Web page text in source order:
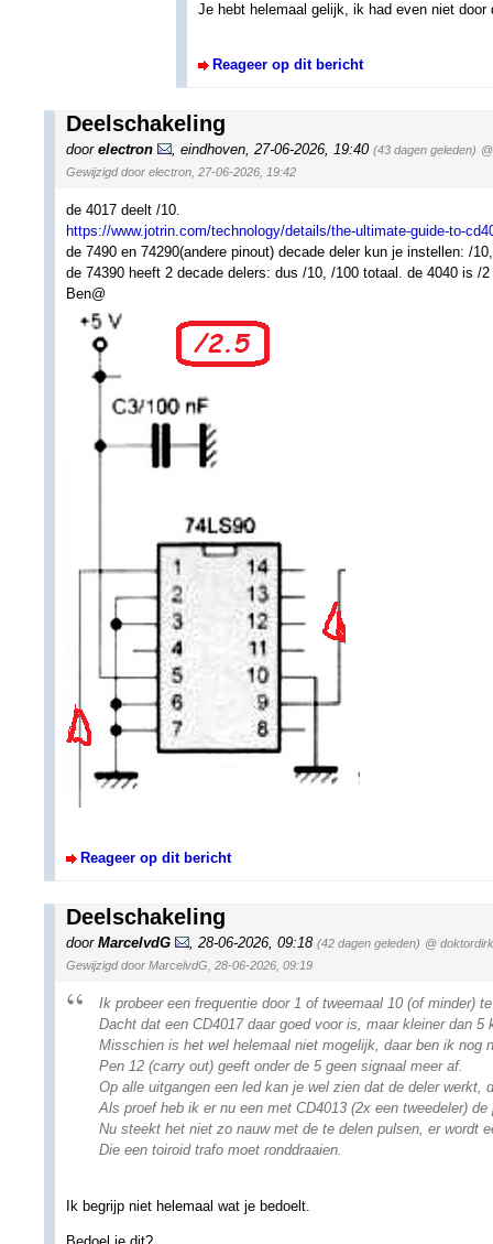
Je hebt helemaal gelijk, ik had even niet
Reageer op dit bericht
Deelschakeling
door electron , eindhoven, 27-06-2026, 19:40 (43 dagen geleden)
Gewijzigd door electron, 27-06-2026, 19:42
de 4017 deelt /10.
https://www.jotrin.com/technology/details/the-ultimate-guide-to-
de 7490 en 74290(andere pinout) decade deler kun je instellen: /
de 74390 heeft 2 decade delers: dus /10, /100 totaal. de 4040 is /2
Ben@
Reageer op dit bericht
Deelschakeling
door MarcelvdG , 28-06-2026, 09:18 (42 dagen geleden) @ doktordirk
Gewijzigd door MarcelvdG, 28-06-2026, 09:19
Ik probeer een frequentie door 1 of tweemaal 10 (of minder)
Dacht dat een CD4017 daar goed voor is, maar kleiner dan 5
Misschien is het wel helemaal niet mogelijk, daar ben ik nog
Pen 12 (carry out) geeft onder de 5 geen signaal meer af.
Op alle uitgangen een led kan je wel zien dat de deler
Als proef heb ik er nu een met CD4013 (2x een tweedeler)
Nu steekt het niet zo nauw met de te delen pulsen, er wordt
Die een toiroid trafo moet ronddraaien.
Ik begrijp niet helemaal wat je bedoelt.